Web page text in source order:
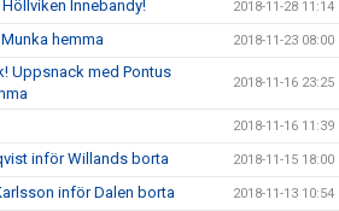
Innebandy! 2018-11-28 11:14
hemma 2018-11-23 08:00
Uppsnack med Pontus
2018-11-16 23:25
2018-11-16 11:39
inför Willands borta 2018-11-15 18:00
inför Dalen borta 2018-11-13 10:54